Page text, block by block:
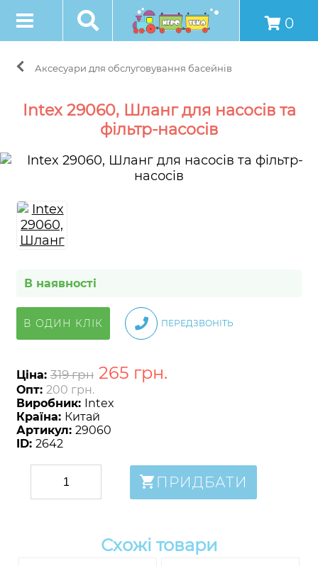
0
Аксесуари для обслуговування басейнів
Intex 29060, Шланг для насосів та
фільтр-насосів
В наявності
В ОДИН КЛІК ПЕРЕДЗВОНІТЬ
Ціна: 319 грн 265 грн.
Опт: 200 грн.
Виробник: Intex
Країна: Китай
Артикул: 29060
ID: 2642
ПРИДБАТИ
Схожі товари